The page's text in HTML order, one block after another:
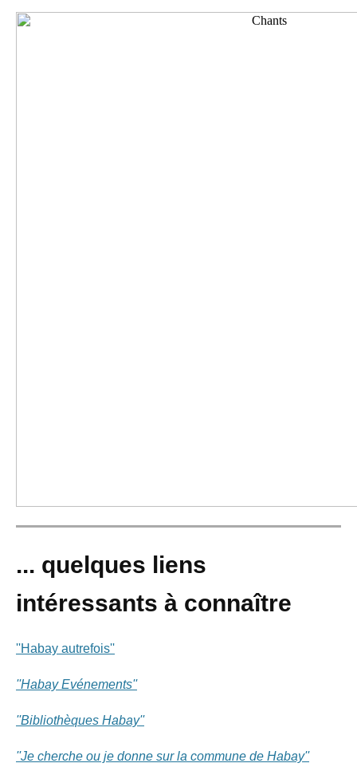
... quelques liens
intéressants à connaître
''Habay autrefois''
''Habay Evénements''
''Bibliothèques Habay''
''Je cherche ou je donne sur la commune de Habay''